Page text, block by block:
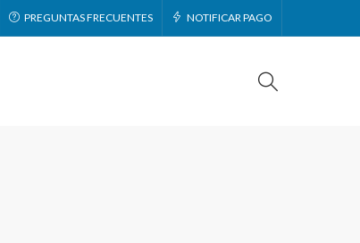
PREGUNTAS FRECUENTES NOTIFICAR PAGO